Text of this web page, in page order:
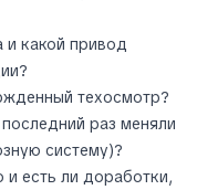
и какой привод
техосмотр?
раз меняли
систему)?
есть ли доработки,